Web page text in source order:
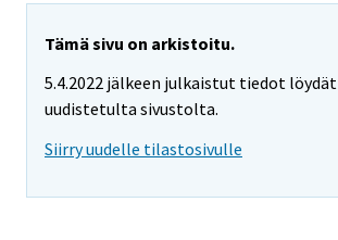
Tämä sivu on arkistoitu.
5.4.2022 jälkeen julkaistut tiedot löydät
uudistetulta sivustolta.
Siirry uudelle tilastosivulle